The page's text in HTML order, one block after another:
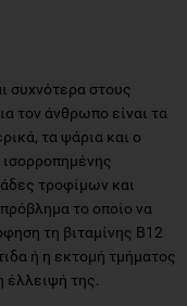
συχνότερα στους
τον άνθρωπο είναι τα
τα ψάρια και ο
ισορροπημένης
τροφίμων και
το οποίο να
τη βιταμίνης Β12
ή η εκτομή τμήματος
έλλειψή της.